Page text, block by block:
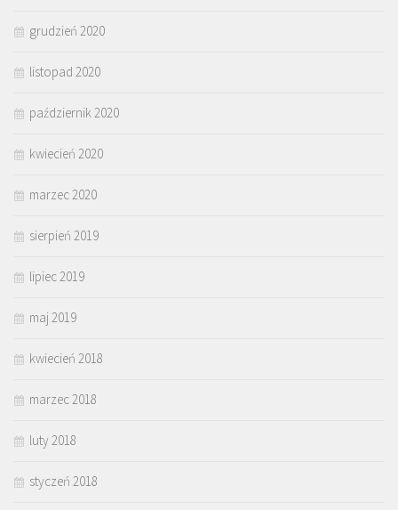
grudzień 2020
listopad 2020
październik 2020
kwiecień 2020
marzec 2020
sierpień 2019
lipiec 2019
maj 2019
kwiecień 2018
marzec 2018
luty 2018
styczeń 2018